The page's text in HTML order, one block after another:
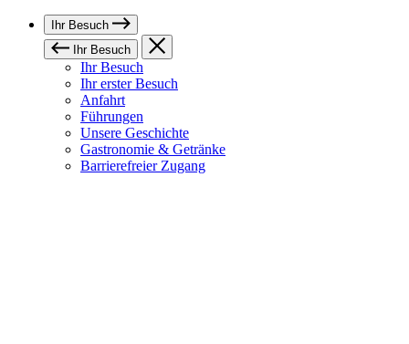
Ihr Besuch
Ihr Besuch
Ihr Besuch
Ihr erster Besuch
Anfahrt
Führungen
Unsere Geschichte
Gastronomie & Getränke
Barrierefreier Zugang